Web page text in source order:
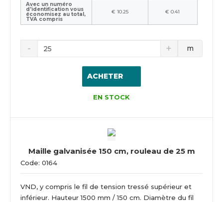
Avec un numéro
d'identification vous
économisez au total,
TVA compris
€ 10.25 € 0.41
m
ACHETER
EN STOCK
Maille galvanisée 150 cm, rouleau de 25 m
Code: 0164
VND, y compris le fil de tension tressé supérieur et
inférieur. Hauteur 1500 mm / 150 cm. Diamètre du fil